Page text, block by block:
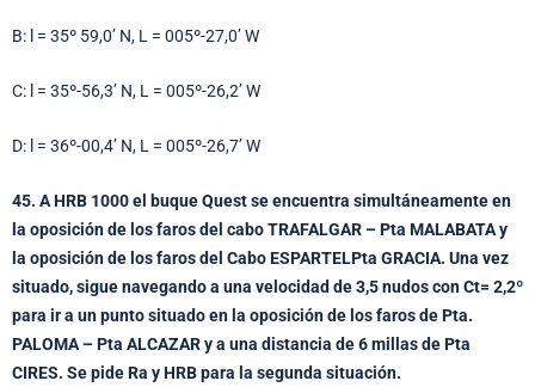
B: l = 35º 59,0’ N, L = 005º-27,0’ W
C: l = 35º-56,3’ N, L = 005º-26,2’ W
D: l = 36º-00,4’ N, L = 005º-26,7’ W
45. A HRB 1000 el buque Quest se encuentra simultáneamente en
la oposición de los faros del cabo TRAFALGAR – Pta MALABATA y
la oposición de los faros del Cabo ESPARTELPta GRACIA. Una vez
situado, sigue navegando a una velocidad de 3,5 nudos con Ct= 2,2º
para ir a un punto situado en la oposición de los faros de Pta.
PALOMA – Pta ALCAZAR y a una distancia de 6 millas de Pta
CIRES. Se pide Ra y HRB para la segunda situación.